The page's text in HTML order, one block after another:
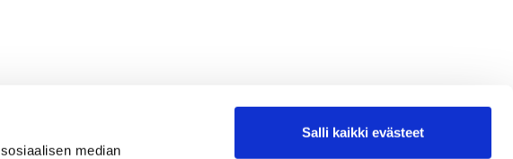
median
Salli kaikki evästeet